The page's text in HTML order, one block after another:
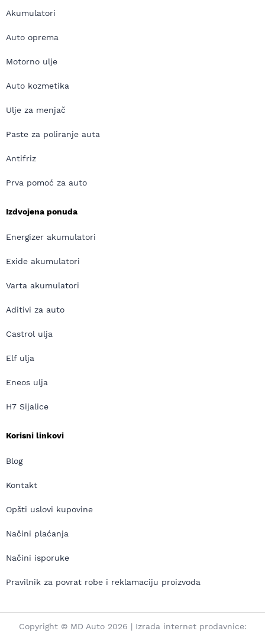
Akumulatori
Auto oprema
Motorno ulje
Auto kozmetika
Ulje za menjač
Paste za poliranje auta
Antifriz
Prva pomoć za auto
Izdvojena ponuda
Energizer akumulatori
Exide akumulatori
Varta akumulatori
Aditivi za auto
Castrol ulja
Elf ulja
Eneos ulja
H7 Sijalice
Korisni linkovi
Blog
Kontakt
Opšti uslovi kupovine
Načini plaćanja
Načini isporuke
Pravilnik za povrat robe i reklamaciju proizvoda
Copyright © MD Auto 2026 | Izrada internet prodavnice: